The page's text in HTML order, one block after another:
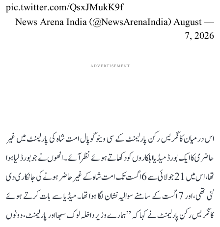
pic.twitter.com/QsxJMukK9f
— News Arena India (@NewsArenaIndia)
August
7, 2026
ADVERTISEMENT
اس درمیان کانگریس رکن پارلیمنٹ کے سی وینوگوپال امت شاہ کی پارلیمنٹ میں غیر
حاضری کا ایک بورڈ میڈیا اہلکاروں کو دکھاتے ہوئے نظر آئے۔ انھوں نے جو بورڈ لیا ہوا
تھا، اس میں 21 جولائی سے 6 اگست تک امت شاہ کے غیر حاضر ہونے کی جانکاری دی
گئی تھی، اور 7 اگست کے سامنے سوالیہ نشان لگا ہوا تھا۔ میڈیا سے بات کرتے ہوئے
کانگریس رکن پارلیمنٹ نے کہا کہ ’’ہمارے وزیر داخلہ لوک سبھا اور پارلیمنٹ، دونوں